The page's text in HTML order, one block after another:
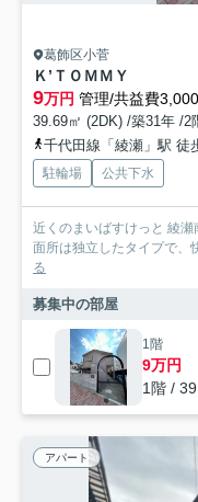
葛飾区小菅
Ｋ’ＴＯＭＭＹ
9万円 管理/共益費
39.69㎡ (2DK) /築31年 /2
千代田線「綾瀬」駅 徒
駐輪場 公共下水
近くのまいばすけっと 綾
面所は独立したタイプで、
る
募集中の部屋
1階
9万円
1階 /
アパート